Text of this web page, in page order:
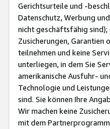
Gerichtsurteile und -
Datenschutz, Werbung
nicht geschäftsfähig
Zusicherungen, Garantien
teilnehmen und keine
unterliegen, in dem Sie
amerikanische Ausfuhr-
Technologie und
sind. Sie können Ihre
Wir machen keine
mit dem